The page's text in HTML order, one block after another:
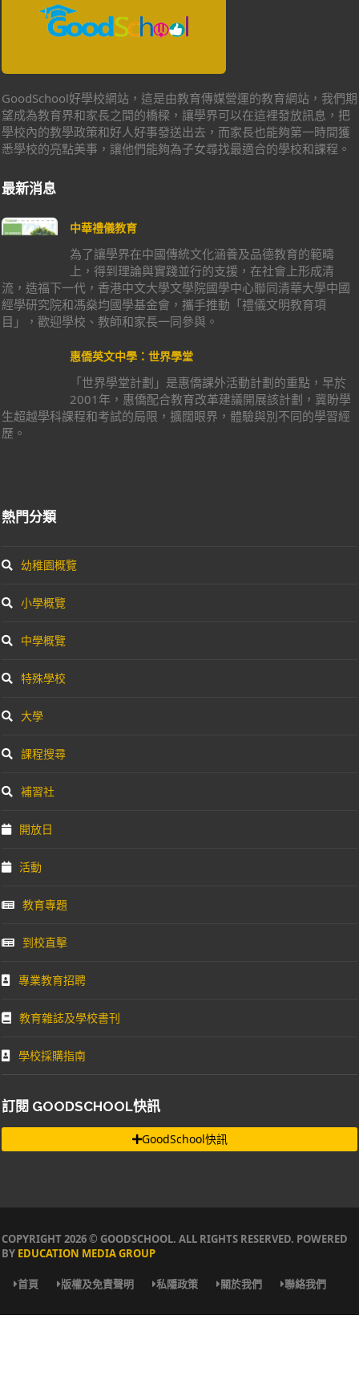
GoodSchool好學校網站，這是由教育傳媒營運的教育網站，我們期
望成為教育界和家長之間的橋樑，讓學界可以在這裡發放訊息，把
學校內的教學政策和好人好事發送出去，而家長也能夠第一時間獲
悉學校的亮點美事，讓他們能夠為子女尋找最適合的學校和課程。
最新消息
中華禮儀教育
為了讓學界在中國傳統文化涵養及品德教育的範疇
上，得到理論與實踐並行的支援，在社會上形成清
流，造福下一代，香港中文大學文學院國學中心聯同清華大學中國
經學研究院和馮燊均國學基金會，攜手推動「禮儀文明教育項
目」，歡迎學校、教師和家長一同參與。
惠僑英文中學：世界學堂
「世界學堂計劃」是惠僑課外活動計劃的重點，早於
2001年，惠僑配合教育改革建議開展該計劃，冀盼學
生超越學科課程和考試的局限，擴闊眼界，體驗與別不同的學習經
歷。
熱門分類
幼稚園概覽
小學概覽
中學概覽
特殊學校
大學
課程搜尋
補習社
開放日
活動
教育專題
到校直擊
專業教育招聘
教育雜誌及學校書刊
學校採購指南
訂閱 GOODSCHOOL快訊
GoodSchool快訊
COPYRIGHT 2026 © GOODSCHOOL. ALL RIGHTS RESERVED. POWERED
BY EDUCATION MEDIA GROUP
首頁 版權及免責聲明 私隱政策 關於我們 聯絡我們